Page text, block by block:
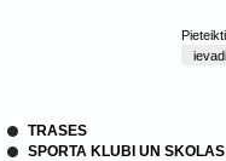
TRASES
SPORTA KLUBI UN SKOLAS